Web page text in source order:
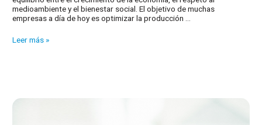
medioambiente y el bienestar social. El objetivo de muchas
empresas a día de hoy es optimizar la producción …
7
Leer más »